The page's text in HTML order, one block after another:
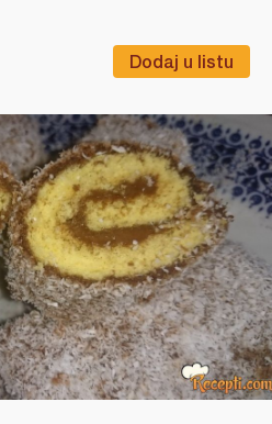
Dodaj u listu